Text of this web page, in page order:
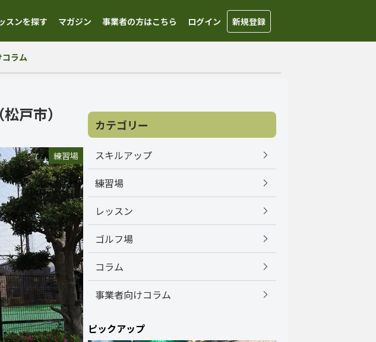
スンを探す マガジン 事業者の方はこちら ログイン 新規登録
ラム
戸市）
練習場
カテゴリー
スキルアップ
練習場
レッスン
ゴルフ場
コラム
事業者向けコラム
ピックアップ